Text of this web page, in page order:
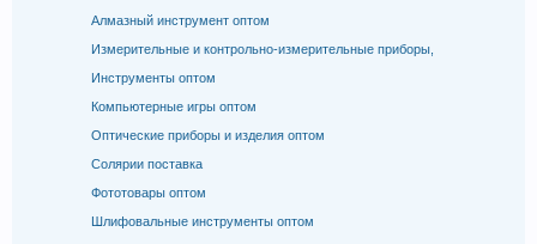
Алмазный инструмент оптом
Измерительные и контрольно-измерительные приборы,
Инструменты оптом
Компьютерные игры оптом
Оптические приборы и изделия оптом
Солярии поставка
Фототовары оптом
Шлифовальные инструменты оптом